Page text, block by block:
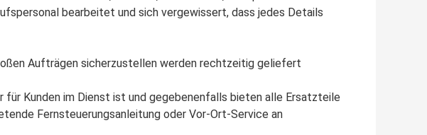
bearbeitet und sich vergewissert, dass jedes Details
Aufträgen sicherzustellen werden rechtzeitig geliefert
für Kunden im Dienst ist und gegebenenfalls bieten alle Ersatzteile
Fernsteuerungsanleitung oder Vor-Ort-Service an